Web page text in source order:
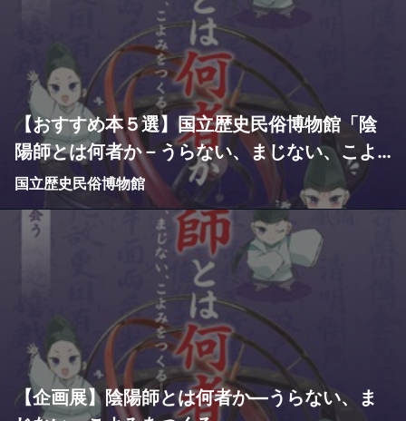
【おすすめ本５選】国立歴史民俗博物館「陰
陽師とは何者か－うらない、まじない、こよ
みをつくる－」がもっと楽しめる！
国立歴史民俗博物館
【企画展】陰陽師とは何者か―うらない、ま